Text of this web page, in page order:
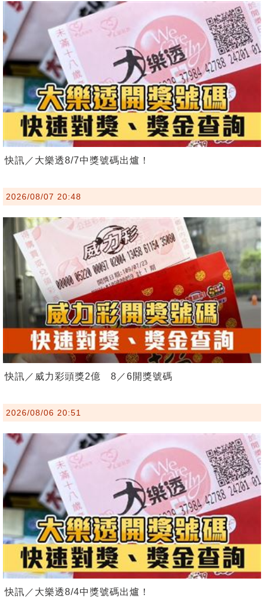
快訊／大樂透8/7中獎號碼出爐！
2026/08/07 20:48
快訊／威力彩頭獎2億 8／6開獎號碼
2026/08/06 20:51
快訊／大樂透8/4中獎號碼出爐！